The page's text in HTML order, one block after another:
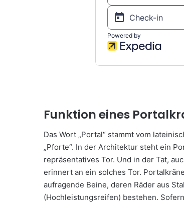
Funktion eines
Das Wort „Portal“ stammt vom
„Pforte“. In der Architektur steht ein
repräsentatives Tor. Und in der Tat,
erinnert an ein solches Tor.
aufragende Beine, deren Räder aus
(Hochleistungsreifen) bestehen.